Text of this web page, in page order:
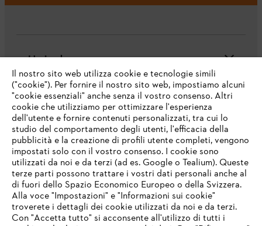
L'azienda
Domande frequenti
Assistenza
IHR BROWSER WIRD NICHT
UNTERSTÜTZT
Il nostro sito web utilizza cookie e tecnologie simili
("cookie"). Per fornire il nostro sito web, impostiamo alcuni
"cookie essenziali" anche senza il vostro consenso. Altri
cookie che utilizziamo per ottimizzare l'esperienza
dell'utente e fornire contenuti personalizzati, tra cui lo
studio del comportamento degli utenti, l'efficacia della
pubblicità e la creazione di profili utente completi, vengono
impostati solo con il vostro consenso. I cookie sono
utilizzati da noi e da terzi (ad es. Google o Tealium). Queste
terze parti possono trattare i vostri dati personali anche al
di fuori dello Spazio Economico Europeo o della Svizzera.
Alla voce "Impostazioni" e "Informazioni sui cookie"
troverete i dettagli dei cookie utilizzati da noi e da terzi.
Con "Accetta tutto" si acconsente all'utilizzo di tutti i